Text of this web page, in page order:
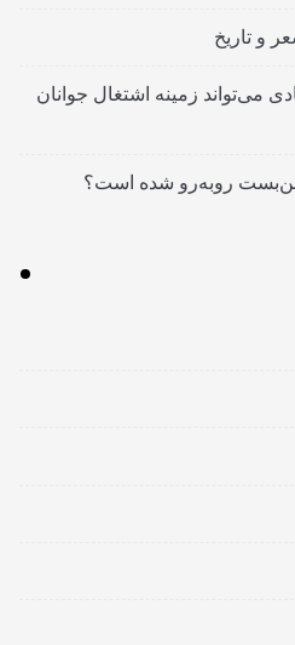
و تاریخ
می‌تواند زمینه اشتغال جوانان
بن‌بست روبه‌رو شده است؟